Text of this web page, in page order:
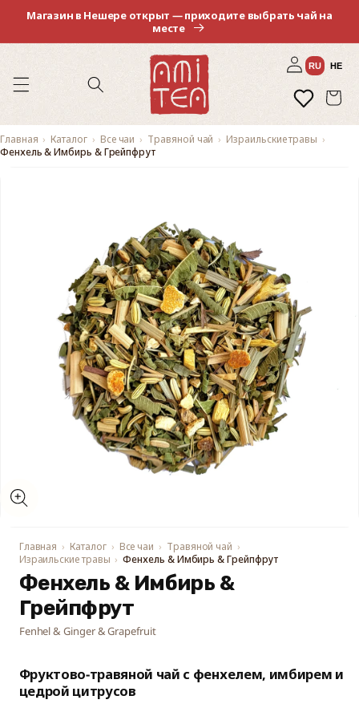
Магазин в Нешере открыт — приходите выбрать чай на
месте
RU HE
Войти
Избранное
Корзина
Главная Каталог Все чаи Травяной чай
Израильские травы
Фенхель & Имбирь & Грейпфрут
медиа-
файлы
модальном
окне
Главная Каталог Все чаи
Травяной чай
Израильские травы
Фенхель & Имбирь & Грейпфрут
Фенхель & Имбирь &
Грейпфрут
Fenhel & Ginger & Grapefruit
Фруктово-травяной чай с фенхелем, имбирем и
цедрой цитрусов